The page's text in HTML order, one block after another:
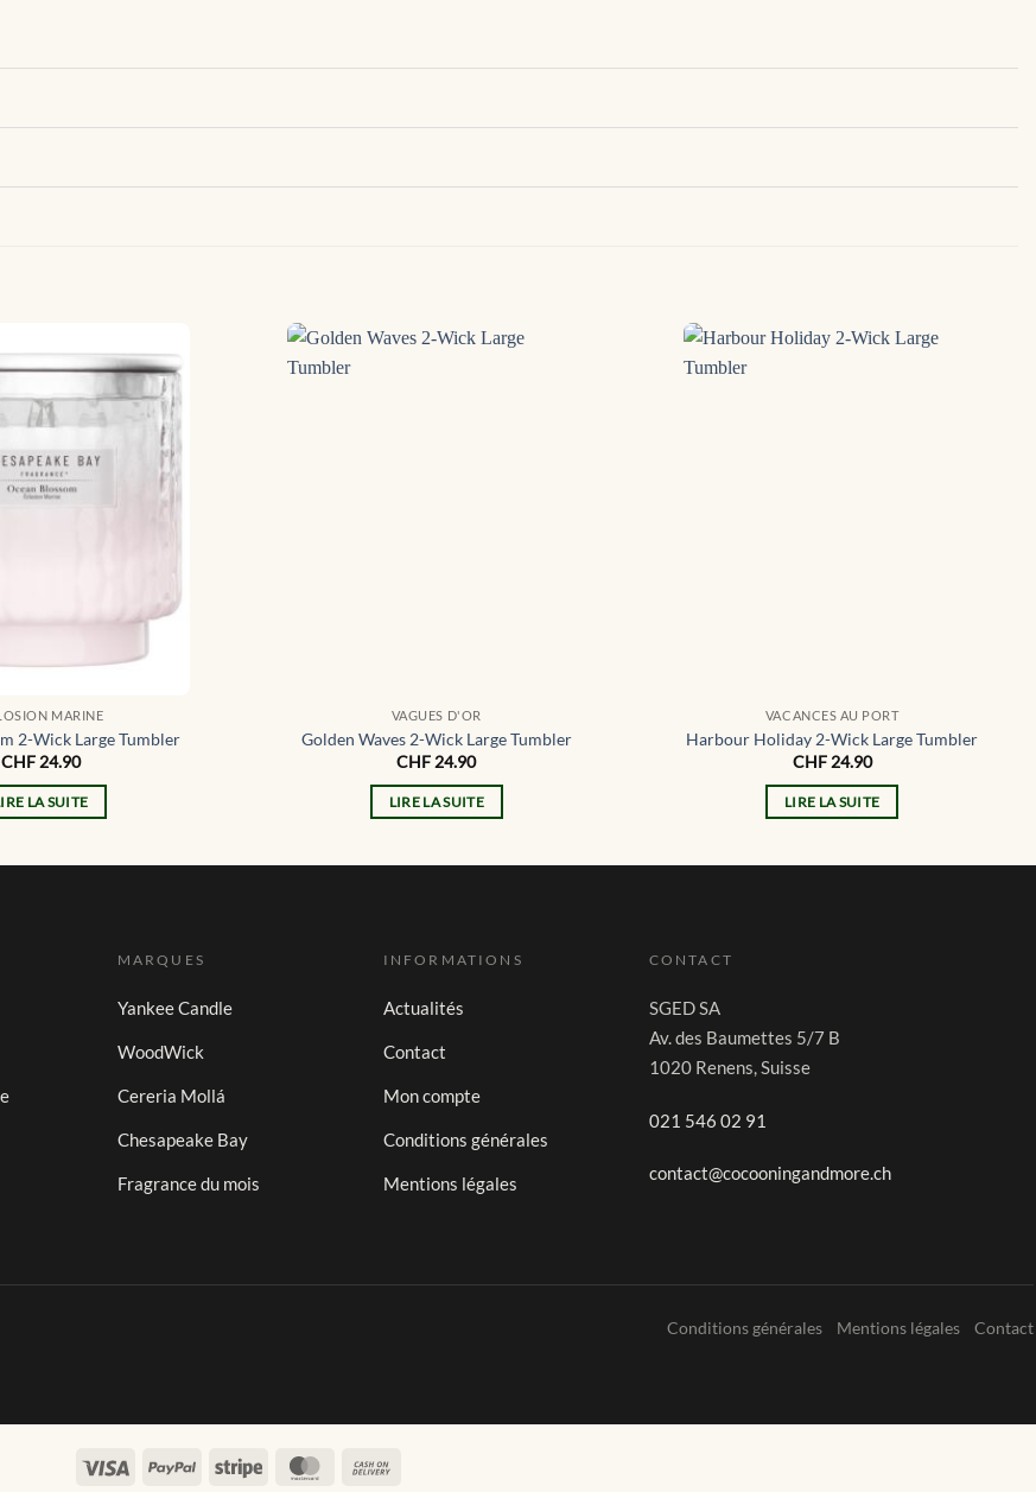
MARINE
2-Wick Large Tumbler
CHF24.90
LA SUITE
VAGUES D'OR
Golden Waves 2-Wick Large Tumbler
CHF 24.90
LIRE LA SUITE
VACANCES AU PORT
Harbour Holiday 2-Wick Large Tumbler
CHF24.90
LIRE LA SUITE
MARQUES
Yankee Candle
WoodWick
Cereria Mollá
Chesapeake Bay
Fragrance du mois
INFORMATIONS
Actualités
Contact
Mon compte
Conditions générales
Mentions légales
CONTACT
SGED SA
Av. des Baumettes 5/7 B
1020 Renens, Suisse
021 546 02 91
contact@cocooningandmore.ch
Conditions générales Mentions légales Contact
Visa PayPal Stripe MasterCard